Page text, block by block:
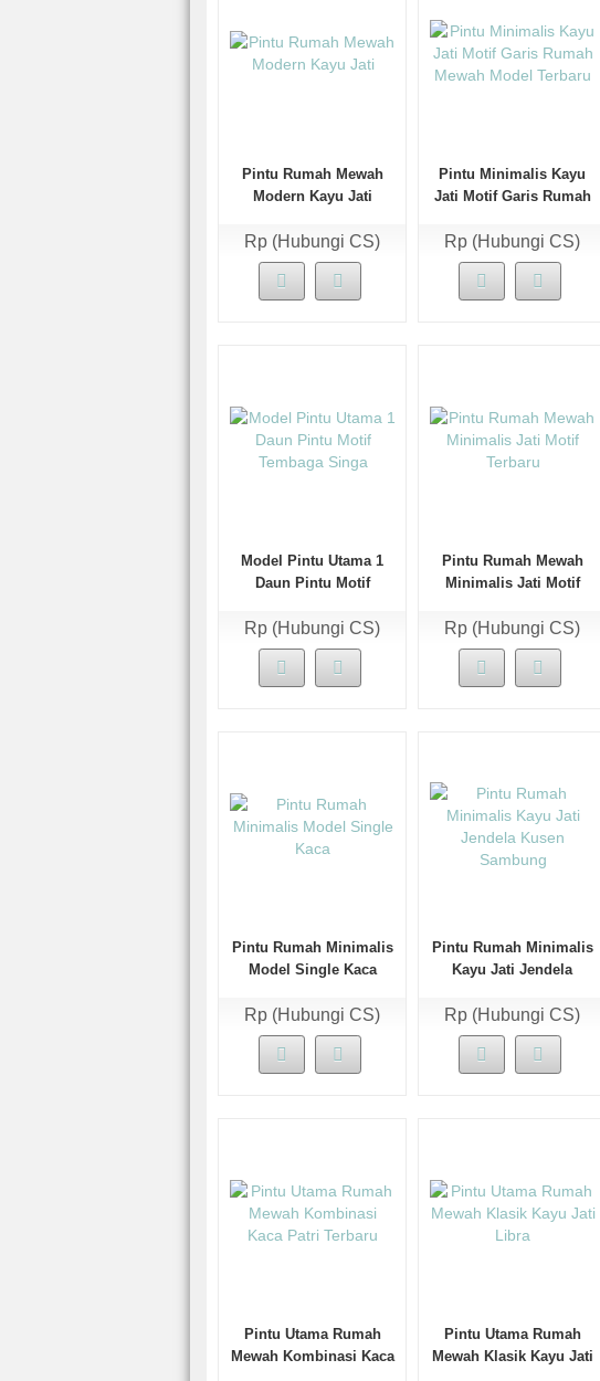
Pintu Rumah Mewah
Modern Kayu Jati
Rp (Hubungi CS)
Pintu Minimalis Kayu
Jati Motif Garis Rumah
Rp (Hubungi CS)
Model Pintu Utama 1
Daun Pintu Motif
Rp (Hubungi CS)
Pintu Rumah Mewah
Minimalis Jati Motif
Rp (Hubungi CS)
Pintu Rumah Minimalis
Model Single Kaca
Rp (Hubungi CS)
Pintu Rumah Minimalis
Kayu Jati Jendela
Rp (Hubungi CS)
Pintu Utama Rumah
Mewah Kombinasi Kaca
Pintu Utama Rumah
Mewah Klasik Kayu Jati